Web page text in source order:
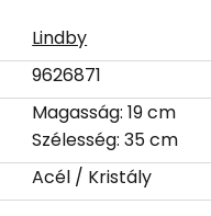
Lindby
9626871
Magasság: 19 cm
Szélesség: 35 cm
Acél / Kristály